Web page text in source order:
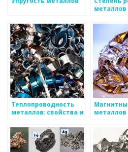
металлов
Теплопроводность
металлов: свойства и
металлов